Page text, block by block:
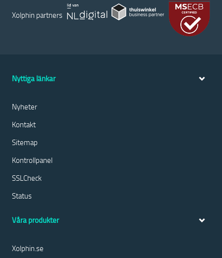
Xolphin partners
Nyttiga länkar
Nyheter
Kontakt
Sitemap
Kontrollpanel
SSLCheck
Status
Våra produkter
Xolphin.se